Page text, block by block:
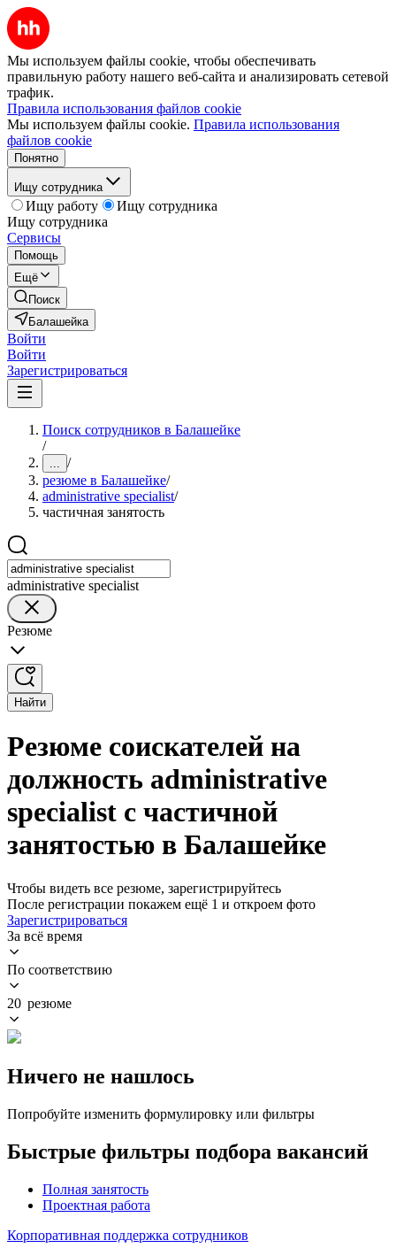
Мы используем файлы cookie, чтобы обеспечивать
правильную работу нашего веб-сайта и анализировать сетевой
трафик.
Правила использования файлов cookie
Мы используем файлы cookie. Правила использования
файлов cookie
Понятно
Ищу сотрудника
Ищу работу
Ищу сотрудника
Ищу сотрудника
Сервисы
Помощь
Ещё
Поиск
Балашейка
Войти
Войти
Зарегистрироваться
Поиск сотрудников в Балашейке
/
... /
резюме в Балашейке/
administrative specialist/
частичная занятость
administrative specialist
Резюме
Найти
Резюме соискателей на
должность administrative
specialist с частичной
занятостью в Балашейке
Чтобы видеть все резюме, зарегистрируйтесь
После регистрации покажем ещё 1 и откроем фото
Зарегистрироваться
За всё время
По соответствию
20 резюме
Ничего не нашлось
Попробуйте изменить формулировку или фильтры
Быстрые фильтры подбора вакансий
Полная занятость
Проектная работа
Корпоративная поддержка сотрудников